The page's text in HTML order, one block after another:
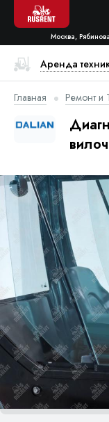
Москва,
Аренда
Главная Ремонт и